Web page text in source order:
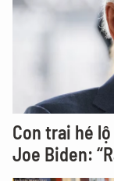
Con trai hé
Joe Biden: